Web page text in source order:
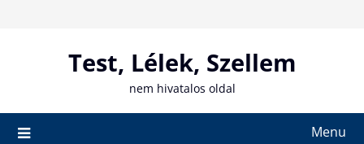
Test, Lélek, Szellem
nem hivatalos oldal
Menu